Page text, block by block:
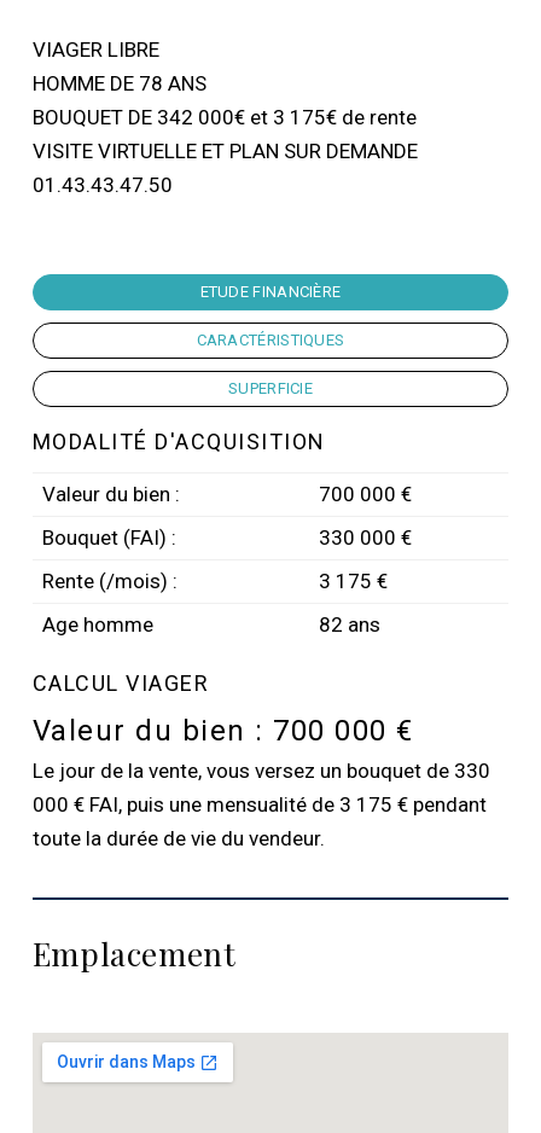
VIAGER LIBRE
HOMME DE 78 ANS
BOUQUET DE 342 000€ et 3 175€ de rente
VISITE VIRTUELLE ET PLAN SUR DEMANDE
01.43.43.47.50
ETUDE FINANCIÈRE
CARACTÉRISTIQUES
SUPERFICIE
MODALITÉ D'ACQUISITION
Valeur du bien :
700 000 €
Bouquet (FAI) :
330 000 €
Rente (/mois) :
3 175 €
Age homme
82 ans
CALCUL VIAGER
Valeur du bien : 700 000 €
Le jour de la vente, vous versez un bouquet de 330
000 € FAI, puis une mensualité de 3 175 € pendant
toute la durée de vie du vendeur.
Emplacement